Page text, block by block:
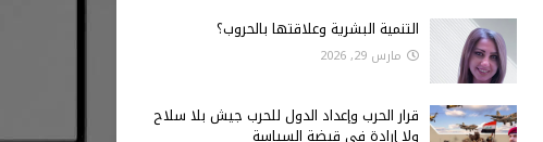
التنمية البشرية وعلاقتها بالحروب؟
مارس 29, 2026
قرار الحرب وإعداد الدول للحرب جيش بلا سلاح
ولا إرادة في قبضة السياسة